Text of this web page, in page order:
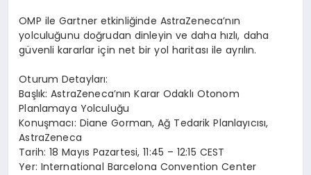
OMP ile Gartner etkinliğinde AstraZeneca’nın
yolculuğunu doğrudan dinleyin ve daha hızlı, daha
güvenli kararlar için net bir yol haritası ile ayrılın.
OturumDetayları:
Başlık: AstraZeneca’nın Karar Odaklı Otonom
Planlamaya Yolculuğu
Konuşmacı: Diane Gorman, Ağ Tedarik Planlayıcısı,
AstraZeneca
Tarih: 18 Mayıs Pazartesi, 11:45 – 12:15 CEST
Yer: International Barcelona Convention Center